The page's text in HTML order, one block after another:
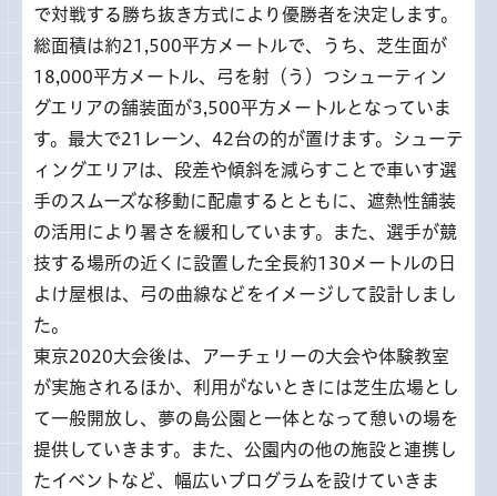
で対戦する勝ち抜き方式により優勝者を決定します。
総面積は約21,500平方メートルで、うち、芝生面が
18,000平方メートル、弓を射（う）つシューティン
グエリアの舗装面が3,500平方メートルとなっていま
す。最大で21レーン、42台の的が置けます。シューテ
ィングエリアは、段差や傾斜を減らすことで車いす選
手のスムーズな移動に配慮するとともに、遮熱性舗装
の活用により暑さを緩和しています。また、選手が競
技する場所の近くに設置した全長約130メートルの日
よけ屋根は、弓の曲線などをイメージして設計しまし
た。
東京2020大会後は、アーチェリーの大会や体験教室
が実施されるほか、利用がないときには芝生広場とし
て一般開放し、夢の島公園と一体となって憩いの場を
提供していきます。また、公園内の他の施設と連携し
たイベントなど、幅広いプログラムを設けていきま